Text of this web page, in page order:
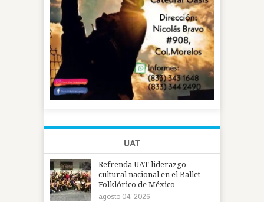
UAT
Refrenda UAT liderazgo
cultural nacional en el Ballet
Folklórico de México
agosto 04, 2026